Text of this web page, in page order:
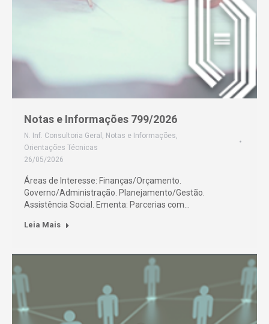
Notas e Informações 799/2026
N. Inf. Consultoria Geral , Notas e Informações,
Orientações Técnicas
26/05/2026
Áreas de Interesse: Finanças/Orçamento.
Governo/Administração. Planejamento/Gestão.
Assistência Social. Ementa: Parcerias com…
Leia Mais